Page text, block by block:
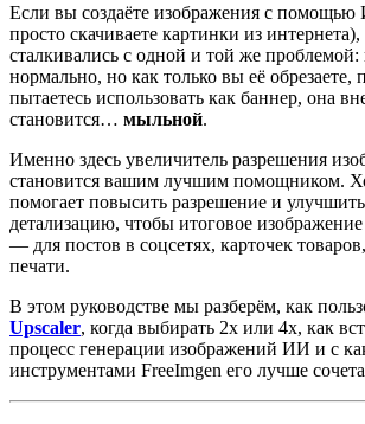
Если вы создаёте изображения с
просто скачиваете картинки из
сталкивались с одной и той же проблемой:
нормально, но как только вы её обрезаете,
пытаетесь использовать как баннер, она
становится… мыльной.
Именно здесь увеличитель разрешения
становится вашим лучшим помощником.
помогает повысить разрешение и
детализацию, чтобы итоговое
— для постов в соцсетях, карточек
печати.
В этом руководстве мы разберём, как
Upscaler, когда выбирать 2x или 4x, как
процесс генерации изображений ИИ и с
инструментами FreeImgen его лучше